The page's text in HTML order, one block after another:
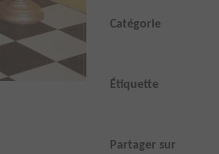
Catégorie
Étiquette
Partager sur